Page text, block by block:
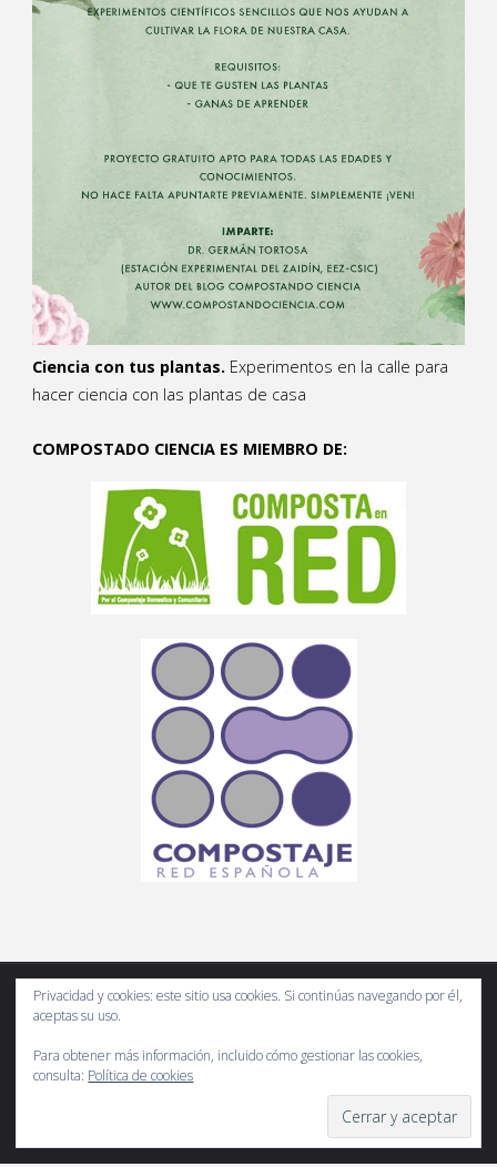
Ciencia con tus plantas. Experimentos en la calle para
hacer ciencia con las plantas de casa
COMPOSTADO CIENCIA ES MIEMBRO DE:
Compostando Ciencia es un espacio web de divulgación científica
del compost. Usa correctamente la información y por favor, cita las
Privacidad y cookies: este sitio usa cookies. Si continúas navegando por él,
aceptas su uso.
Para obtener más información, incluido cómo gestionar las cookies,
consulta: Política de cookies